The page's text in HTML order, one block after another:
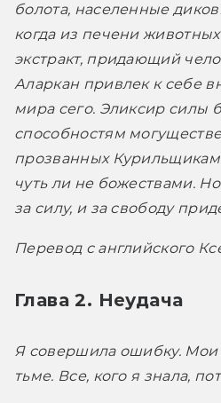
болота, населенные
когда из печени
экстракт, придающий
Аларкан привлек к себе
мира сего. Эликсир силы
способностям
прозванных
чуть ли не божествами.
за силу, и за свободу
Перевод с английского
Глава 2. Неудача
Я совершила ошибку. Мои
тьме. Все, кого я знала,